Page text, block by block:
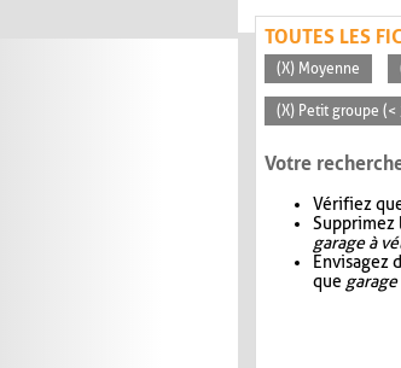
TOUTES LES
(X) Moyenne
(X) Petit groupe (<
Votre
Vérifiez
Supprimez
garage à
Envisagez
que